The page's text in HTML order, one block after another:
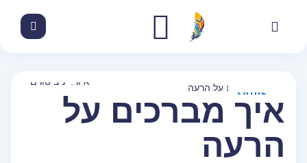
איור: יניב טורם
זושא
איך מברכים על
הרעה